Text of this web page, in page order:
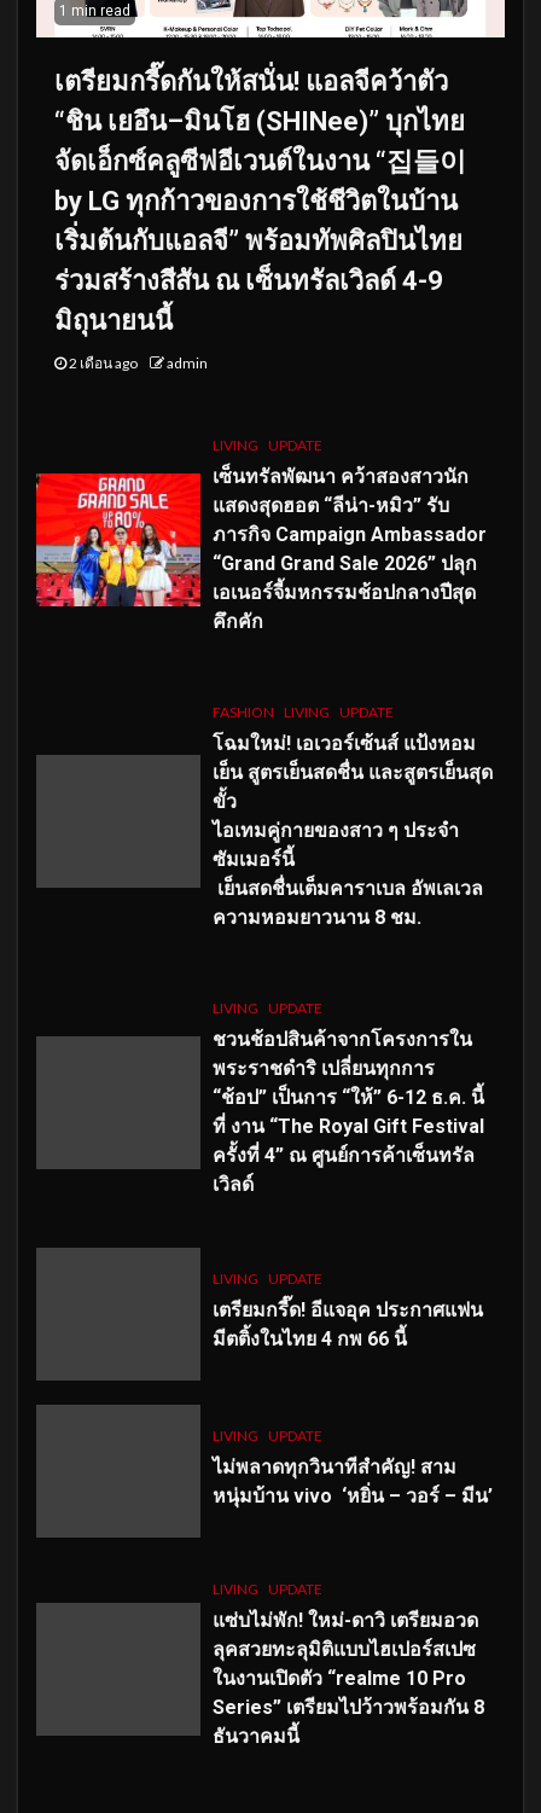
1 min read
เตรียมกรี๊ดกันให้สนั่น! แอลจีคว้าตัว
“ชิน เยอึน–มินโฮ (SHINee)” บุกไทย
จัดเอ็กซ์คลูซีฟอีเวนต์ในงาน “집들이
by LG ทุกก้าวของการใช้ชีวิตในบ้าน
เริ่มต้นกับแอลจี” พร้อมทัพศิลปินไทย
ร่วมสร้างสีสัน ณ เซ็นทรัลเวิลด์ 4-9
มิถุนายนนี้
2 เดือน ago admin
LIVING UPDATE
เซ็นทรัลพัฒนา คว้าสองสาวนัก
แสดงสุดฮอต “ลีน่า-หมิว” รับ
ภารกิจ Campaign Ambassador
“Grand Grand Sale 2026” ปลุก
เอเนอร์จี้มหกรรมช้อปกลางปีสุด
คึกคัก
FASHION LIVING UPDATE
โฉมใหม่! เอเวอร์เซ้นส์ แป้งหอม
เย็น สูตรเย็นสดชื่น และสูตรเย็นสุด
ขั้ว
ไอเทมคู่กายของสาว ๆ ประจำ
ซัมเมอร์นี้
เย็นสดชื่นเต็มคาราเบล อัพเลเวล
ความหอมยาวนาน 8 ชม.
LIVING UPDATE
ชวนช้อปสินค้าจากโครงการใน
พระราชดำริ เปลี่ยนทุกการ
“ช้อป” เป็นการ “ให้” 6-12 ธ.ค. นี้
ที่ งาน “The Royal Gift Festival
ครั้งที่ 4” ณ ศูนย์การค้าเซ็นทรัล
เวิลด์
LIVING UPDATE
เตรียมกรี๊ด! อีแจอุค ประกาศแฟน
มีตติ้งในไทย 4 กพ 66 นี้
LIVING UPDATE
ไม่พลาดทุกวินาทีสำคัญ! สาม
หนุ่มบ้าน vivo ‘หยิ่น – วอร์ – มีน’
LIVING UPDATE
แซ่บไม่พัก! ใหม่-ดาวิ เตรียมอวด
ลุคสวยทะลุมิติแบบไฮเปอร์สเปซ
ในงานเปิดตัว “realme 10 Pro
Series” เตรียมไปว้าวพร้อมกัน 8
ธันวาคมนี้